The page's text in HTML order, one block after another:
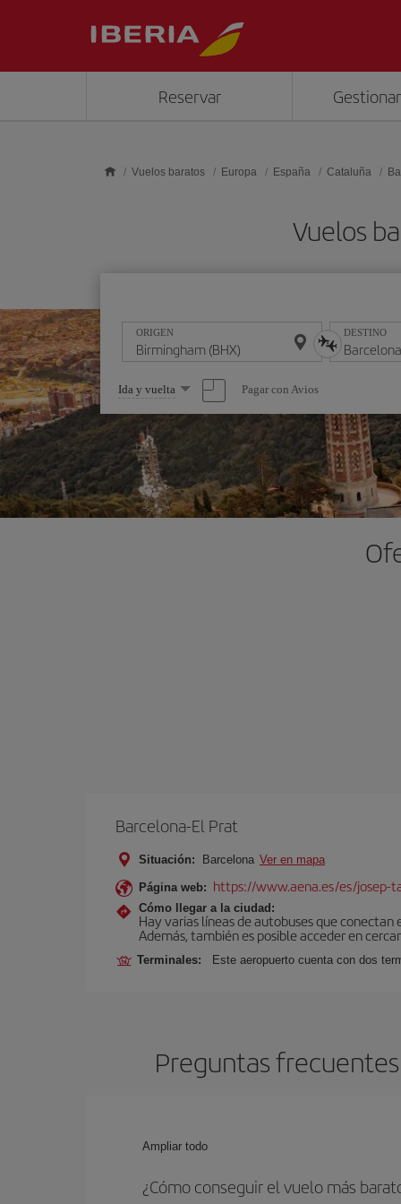
Reservar
Vuelos baratos Europa España Cataluña
Vuelos
ORIGEN DESTINO
Seleccione
una
opción
Ida y vuelta Pagar con Avios
Barcelona-El Prat
Situación: Barcelona Ver en mapa
Página web: https://www.aena.es/es/josep-
Cómo llegar a la ciudad:
Hay varias líneas de autobuses que
Además, también es posible acceder en
Terminales: Este aeropuerto cuenta con dos
Preguntas
Ampliar todo
¿Cómo conseguir el vuelo más